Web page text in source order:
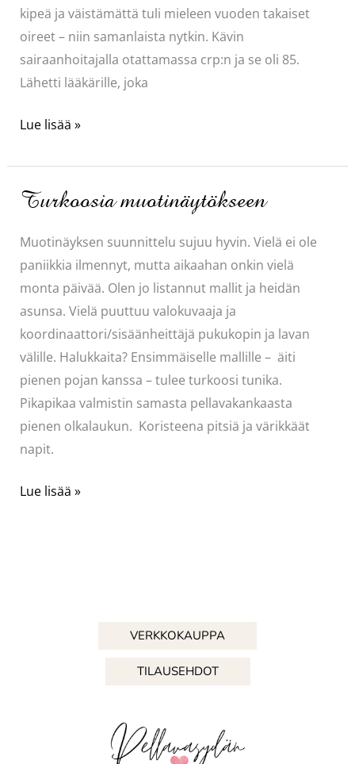
kipeä ja väistämättä tuli mieleen vuoden takaiset
oireet – niin samanlaista nytkin. Kävin
sairaanhoitajalla otattamassa crp:n ja se oli 85.
Lähetti lääkärille, joka
Kauhea
Lue lisää »
Turkoosia muotinäytökseen
Muotinäyksen suunnittelu sujuu hyvin. Vielä ei ole
paniikkia ilmennyt, mutta aikaahan onkin vielä
monta päivää. Olen jo listannut mallit ja heidän
asunsa. Vielä puuttuu valokuvaaja ja
koordinaattori/sisäänheittäjä pukukopin ja lavan
välille. Halukkaita? Ensimmäiselle mallille – äiti
pienen pojan kanssa – tulee turkoosi tunika.
Pikapikaa valmistin samasta pellavakankaasta
pienen olkalaukun. Koristeena pitsiä ja värikkäät
napit.
Turkoosia
Lue lisää »
VERKKOKAUPPA
TILAUSEHDOT